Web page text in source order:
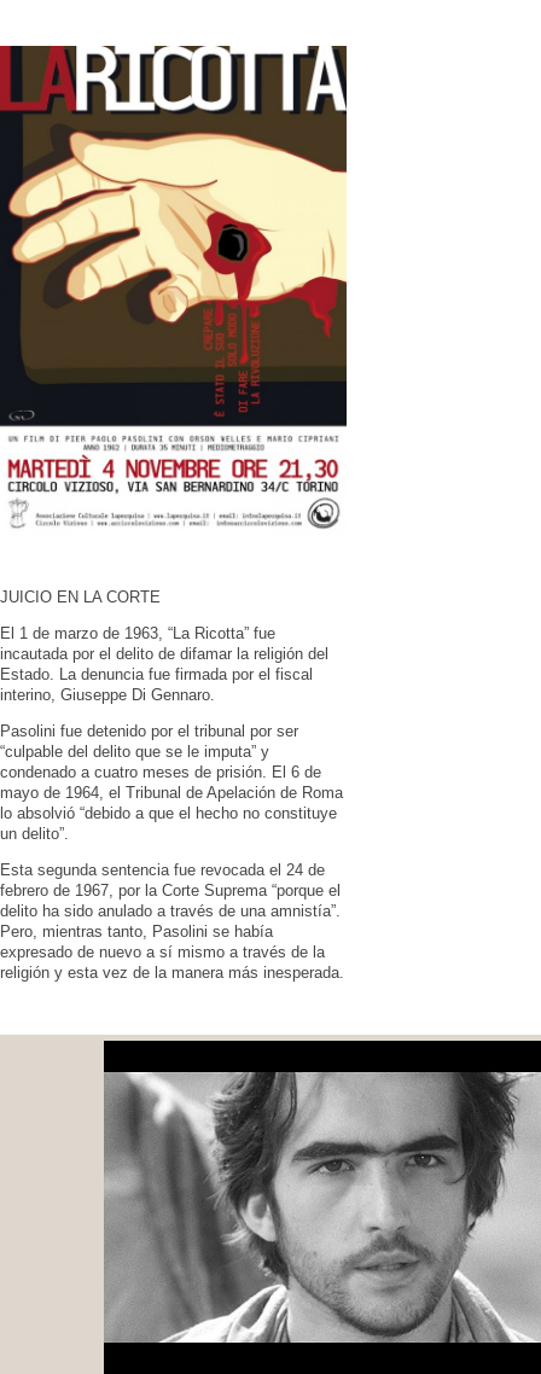
JUICIO EN LA CORTE
El 1 de marzo de 1963, “La Ricotta” fue
incautada por el delito de difamar la religión del
Estado. La denuncia fue firmada por el fiscal
interino, Giuseppe Di Gennaro.
Pasolini fue detenido por el tribunal por ser
“culpable del delito que se le imputa” y
condenado a cuatro meses de prisión. El 6 de
mayo de 1964, el Tribunal de Apelación de Roma
lo absolvió “debido a que el hecho no constituye
un delito”.
Esta segunda sentencia fue revocada el 24 de
febrero de 1967, por la Corte Suprema “porque el
delito ha sido anulado a través de una amnistía”.
Pero, mientras tanto, Pasolini se había
expresado de nuevo a sí mismo a través de la
religión y esta vez de la manera más inesperada.